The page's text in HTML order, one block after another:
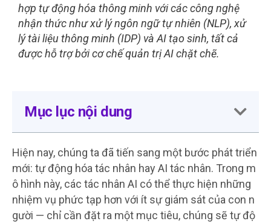
hợp tự động hóa thông minh với các công nghệ
nhận thức như xử lý ngôn ngữ tự nhiên (NLP), xử
lý tài liệu thông minh (IDP) và AI tạo sinh, tất cả
được hỗ trợ bởi cơ chế quản trị AI chặt chẽ.
Mục lục nội dung
Hiện nay, chúng ta đã tiến sang một bước phát triển
mới: tự động hóa tác nhân hay AI tác nhân. Trong m
ô hình này, các tác nhân AI có thể thực hiện những
nhiệm vụ phức tạp hơn với ít sự giám sát của con n
gười — chỉ cần đặt ra một mục tiêu, chúng sẽ tự độ